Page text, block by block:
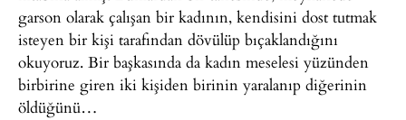
garson olarak çalışan bir kadının, kendisini dost tutmak
isteyen bir kişi tarafından dövülüp bıçaklandığını
okuyoruz. Bir başkasında da kadın meselesi yüzünden
birbirine giren iki kişiden birinin yaralanıp diğerinin
öldüğünü…